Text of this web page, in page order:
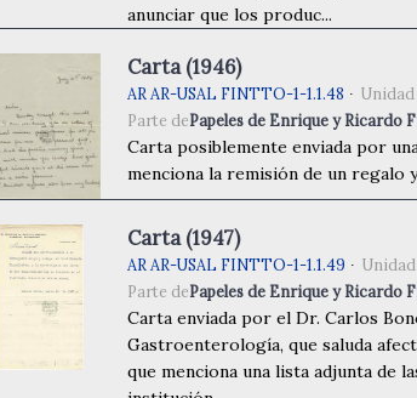
anunciar que los produc...
Carta (1946)
AR AR-USAL FINTTO-1-1.1.48 Unidad
Parte dePapeles de Enrique y Ricardo
Carta posiblemente enviada por
menciona la remisión de un regalo
Carta (1947)
AR AR-USAL FINTTO-1-1.1.49
Parte dePapeles de Enrique y Ricardo
Carta enviada por el Dr. Carlos
Gastroenterología, que saluda
que menciona una lista adjunta de